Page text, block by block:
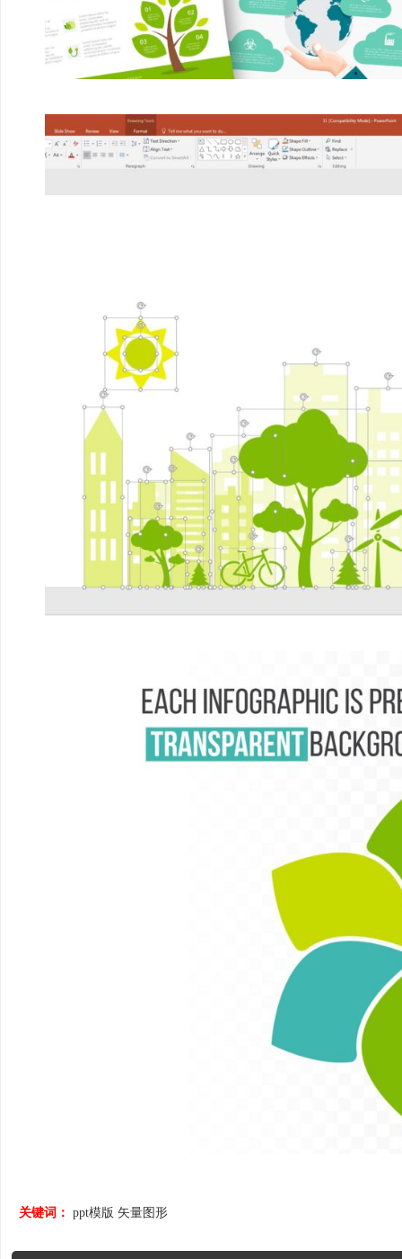
关键词： ppt模版 矢量图形